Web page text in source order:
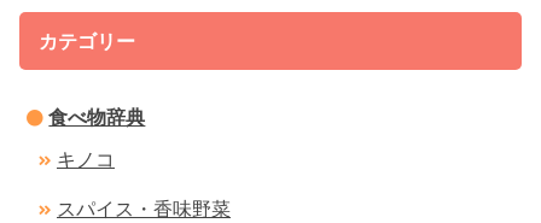
カテゴリー
食べ物辞典
キノコ
スパイス・香味野菜